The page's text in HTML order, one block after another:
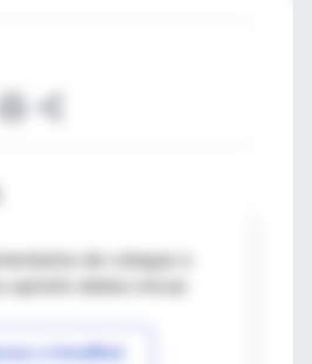
de colegas o
a IntraMed